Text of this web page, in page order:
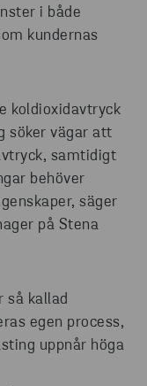
i både
kundernas
koldioxidavtryck
söker vägar att
samtidigt
behöver
säger
på Stena
så kallad
egen process,
uppnår höga